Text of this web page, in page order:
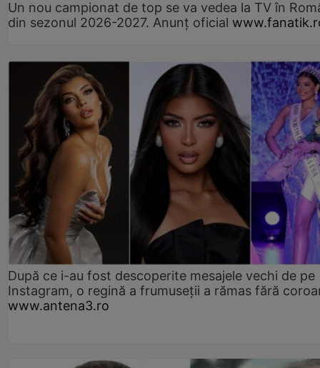
Un nou campionat de top se va vedea la TV în
din sezonul 2026-2027. Anunț oficial
După ce i-au fost descoperite mesajele vechi de pe
Instagram, o regină a frumuseții a rămas fără
www.antena3.ro